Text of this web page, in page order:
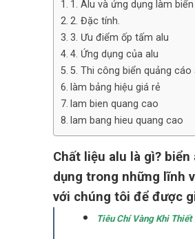
1. Alu và ứng dụng làm
2. Đặc tính.
3. Ưu điểm ốp tấm alu
4. Ứng dụng của alu
5. Thi công biển quảng cáo
làm bảng hiệu giá rẻ
lam bien quang cao
lam bang hieu quang cao
Chất liệu alu là gì?
dụng trong những lĩnh
với chúng tôi để được
Tiêu Chí Vàng Khi